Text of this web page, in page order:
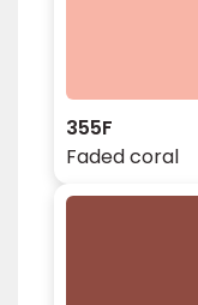
355F
Faded coral